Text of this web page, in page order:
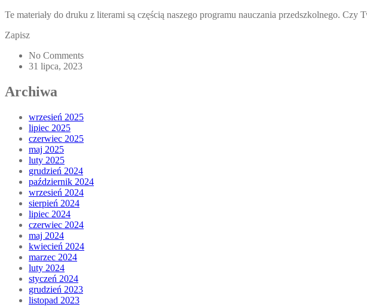
Te materiały do druku z literami są częścią naszego programu nauczania przedszkolnego.
Zapisz
No Comments
31 lipca, 2023
Archiwa
wrzesień 2025
lipiec 2025
czerwiec 2025
maj 2025
luty 2025
grudzień 2024
październik 2024
wrzesień 2024
sierpień 2024
lipiec 2024
czerwiec 2024
maj 2024
kwiecień 2024
marzec 2024
luty 2024
styczeń 2024
grudzień 2023
listopad 2023